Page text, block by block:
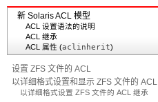
新 Solaris ACL 模型
ACL 设置语法的说明
ACL 继承
ACL 属性 (aclinherit)
设置 ZFS 文件的 ACL
以详细格式设置和显示 ZFS 文件的 ACL
以详细格式设置 ZFS 文件的 ACL 继承